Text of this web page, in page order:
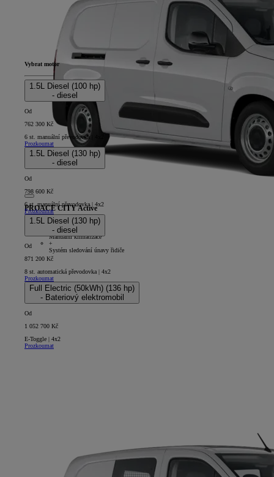
PROACE CITY Active
5D - Panel Van Long
+
Manuální klimatizace
+
Systém sledování únavy řidiče
Vybrat motor
1.5L Diesel (100 hp)
- diesel
Od
762 300 Kč
6 st. manuální převodovka | 4x2
Prozkoumat
1.5L Diesel (130 hp)
- diesel
Od
798 600 Kč
6 st. manuální převodovka | 4x2
Prozkoumat
1.5L Diesel (130 hp)
- diesel
Od
871 200 Kč
8 st. automatická převodovka | 4x2
Prozkoumat
Full Electric (50kWh) (136 hp)
- Bateriový elektromobil
Od
1 052 700 Kč
E-Toggle | 4x2
Prozkoumat